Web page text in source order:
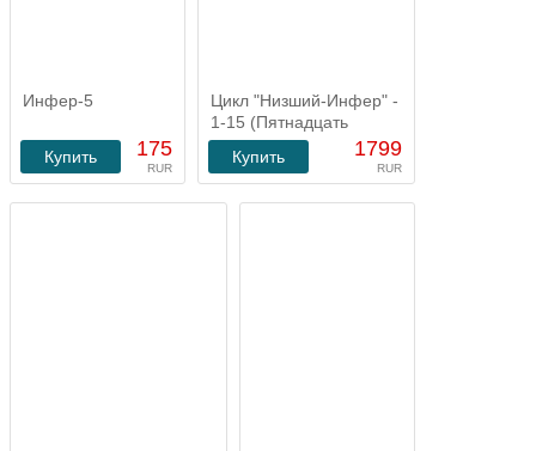
Инфер-5
175
RUR
Купить
Цикл "Низший-Инфер" -
1-15 (Пятнадцать
романов)
1799
RUR
Купить